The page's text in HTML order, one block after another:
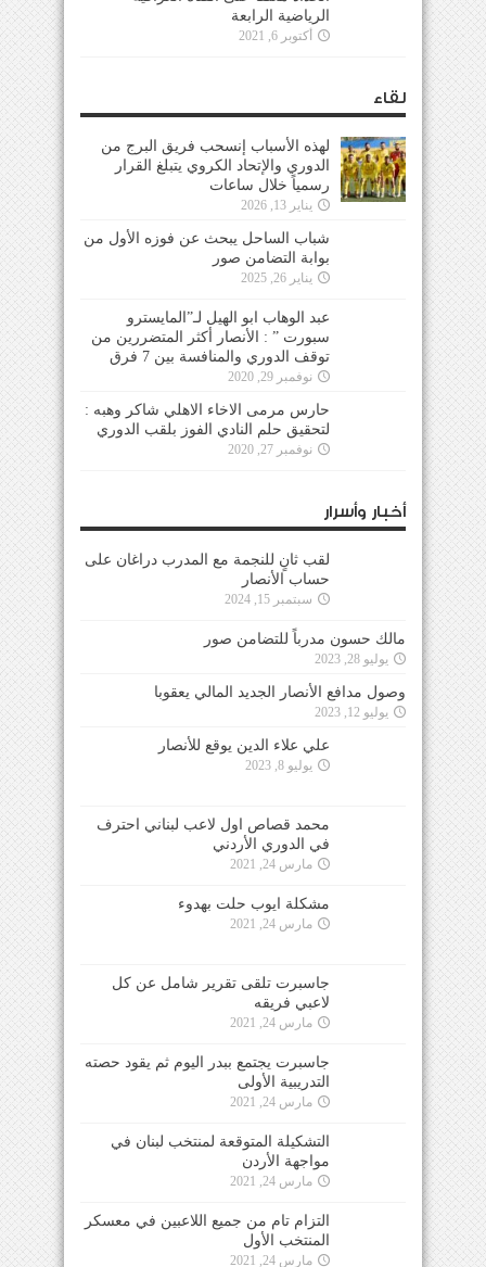
الرياضية الرابعة
أكتوبر 6, 2021
لقاء
لهذه الأسباب إنسحب فريق البرج من
الدوري والإتحاد الكروي يتبلغ القرار
رسمياً خلال ساعات
يناير 13, 2026
شباب الساحل يبحث عن فوزه الأول من
بوابة التضامن صور
يناير 26, 2025
عبد الوهاب ابو الهيل لـ”المايسترو
سبورت ” : الأنصار أكثر المتضررين من
توقف الدوري والمنافسة بين 7 فرق
نوفمبر 29, 2020
حارس مرمى الاخاء الاهلي شاكر وهبه :
لتحقيق حلم النادي الفوز بلقب الدوري
نوفمبر 27, 2020
أخبار وأسرار
لقب ثانٍ للنجمة مع المدرب دراغان على
حساب الأنصار
سبتمبر 15, 2024
مالك حسون مدرباً للتضامن صور
يوليو 28, 2023
وصول مدافع الأنصار الجديد المالي يعقوبا
يوليو 12, 2023
علي علاء الدين يوقع للأنصار
يوليو 8, 2023
محمد قصاص اول لاعب لبناني احترف
في الدوري الأردني
مارس 24, 2021
مشكلة ايوب حلت بهدوء
مارس 24, 2021
جاسبرت تلقى تقرير شامل عن كل
لاعبي فريقه
مارس 24, 2021
جاسبرت يجتمع ببدر اليوم ثم يقود حصته
التدريبية الأولى
مارس 24, 2021
التشكيلة المتوقعة لمنتخب لبنان في
مواجهة الأردن
مارس 24, 2021
التزام تام من جميع اللاعبين في معسكر
المنتخب الأول
مارس 24, 2021